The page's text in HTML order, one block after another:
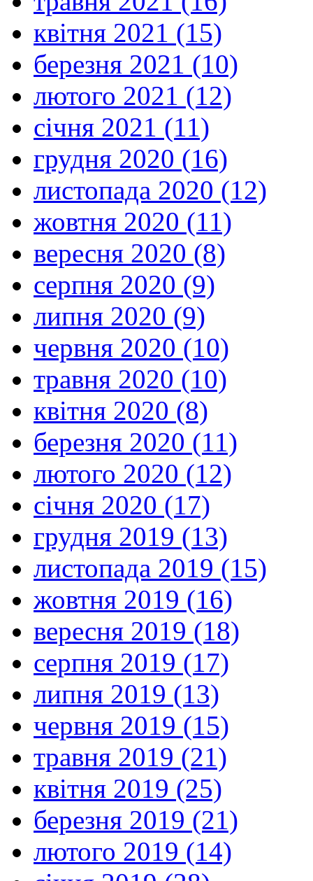
квітня 2021 (15)
березня 2021 (10)
лютого 2021 (12)
січня 2021 (11)
грудня 2020 (16)
листопада 2020 (12)
жовтня 2020 (11)
вересня 2020 (8)
серпня 2020 (9)
липня 2020 (9)
червня 2020 (10)
травня 2020 (10)
квітня 2020 (8)
березня 2020 (11)
лютого 2020 (12)
січня 2020 (17)
грудня 2019 (13)
листопада 2019 (15)
жовтня 2019 (16)
вересня 2019 (18)
серпня 2019 (17)
липня 2019 (13)
червня 2019 (15)
травня 2019 (21)
квітня 2019 (25)
березня 2019 (21)
лютого 2019 (14)